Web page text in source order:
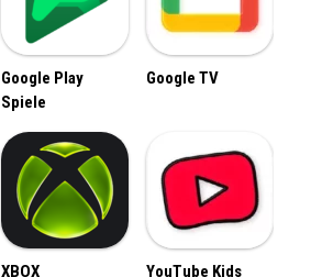
Google Play
Spiele
Google TV
XBOX YouTube Kids